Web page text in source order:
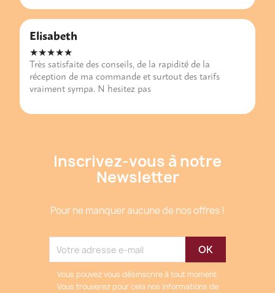
Elisabeth
★★★★★
Très satisfaite des conseils, de la rapidité de la
réception de ma commande et surtout des tarifs
vraiment sympa. N hesitez pas
Inscrivez-vous à notre
Newsletter
Pour ne manquer aucune de nos offres !
Vous pouvez vous désinscrire à tout moment.
Vous trouverez pour cela nos informations de